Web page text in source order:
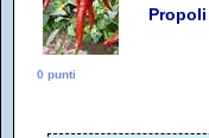
Propoli
0 punti